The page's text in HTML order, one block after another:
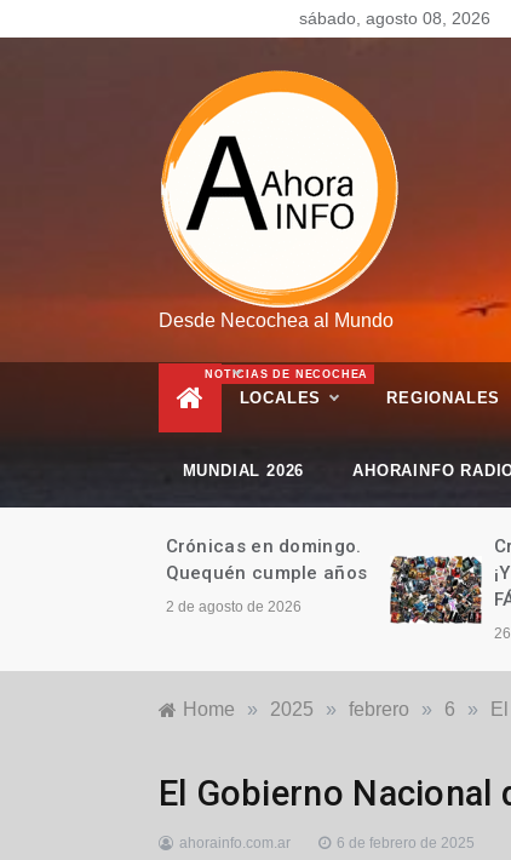
to
sábado, agosto 08, 2026
Desde Necochea al Mundo
LOCALES
NOTICIAS DE NECOCHEA
REGIONALES
MUNDIAL 2026 AHORAINFO
Crónicas en domingo.
¡Y ES TAN, PERO TAN
FÁCIL!
Home » 2025 » febrero » 6 »
Nacionales
Política
El Gobierno Nacional
ahorainfo.com.ar 6 de febrero de 2025